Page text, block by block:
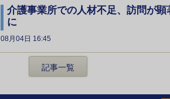
介護事業所での人材不足、訪問が顕
に
08月04日 16:45
記事一覧